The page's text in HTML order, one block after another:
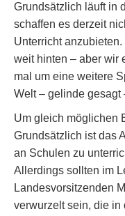
Grundsätzlich läuft in
schaffen es derzeit
Unterricht
weit hinten – aber wir
mal um eine weitere
Welt – gelinde gesagt
Um gleich möglichen
Grundsätzlich ist das
an Schulen zu
Allerdings sollten im
Landesvorsitzenden
verwurzelt sein, die in